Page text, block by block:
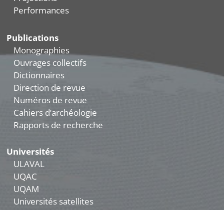
Performances
Publications
Monographies
Ouvrages collectifs
Dictionnaires
Direction de revue
Numéros de revue
Cahiers d’archéologie
Rapports de recherche
Universités
ULAVAL
UQAC
UQAM
Universités satellites